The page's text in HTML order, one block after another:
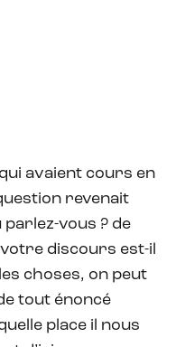
avaient cours en
revenait
parlez-vous ? de
votre discours est-il
choses, on peut
tout énoncé
place il nous